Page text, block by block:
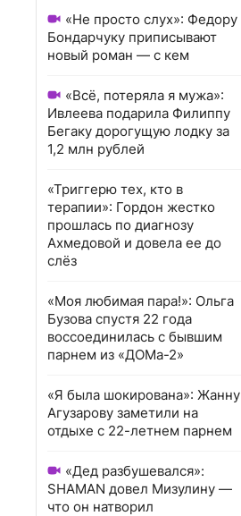
«Не просто слух»: Федору
Бондарчуку приписывают
новый роман — с кем
«Всё, потеряла я мужа»:
Ивлеева подарила Филиппу
Бегаку дорогущую лодку за
1,2 млн рублей
«Триггерю тех, кто в
терапии»: Гордон жестко
прошлась по диагнозу
Ахмедовой и довела ее до
слёз
«Моя любимая пара!»: Ольга
Бузова спустя 22 года
воссоединилась с бывшим
парнем из «ДОМа-2»
«Я была шокирована»: Жанну
Агузарову заметили на
отдыхе с 22-летнем парнем
«Дед разбушевался»:
SHAMAN довел Мизулину —
что он натворил